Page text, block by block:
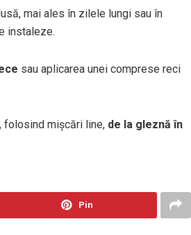
mai ales în zilele lungi sau în
instaleze.
sau aplicarea unei comprese reci
folosind mișcări line, de la gleznă în
Pin